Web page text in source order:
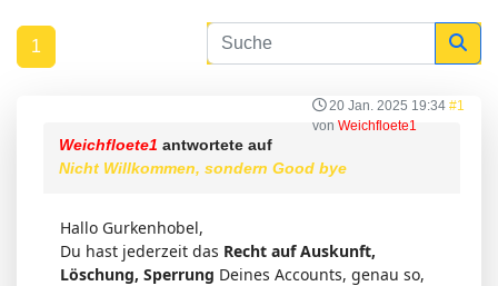
1
20 Jan. 2025 19:34 #1
von Weichfloete1
Weichfloete1 antwortete auf
Nicht Willkommen, sondern Good bye
Hallo Gurkenhobel,
Du hast jederzeit das Recht auf Auskunft,
Löschung, Sperrung Deines Accounts, genau so,